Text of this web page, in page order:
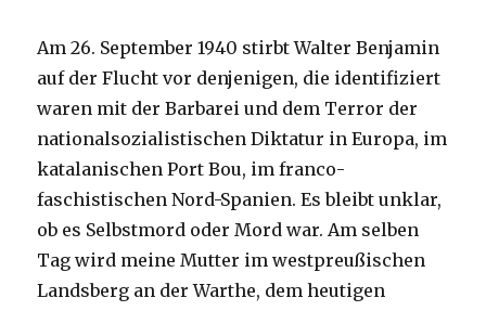
Am 26. September 1940 stirbt Walter Benjamin
auf der Flucht vor denjenigen, die identifiziert
waren mit der Barbarei und dem Terror der
nationalsozialistischen Diktatur in Europa, im
katalanischen Port Bou, im franco-
faschistischen Nord-Spanien. Es bleibt unklar,
ob es Selbstmord oder Mord war. Am selben
Tag wird meine Mutter im westpreußischen
Landsberg an der Warthe, dem heutigen